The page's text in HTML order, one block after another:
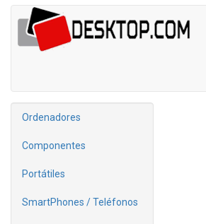
Ordenadores
Componentes
Portátiles
SmartPhones / Teléfonos